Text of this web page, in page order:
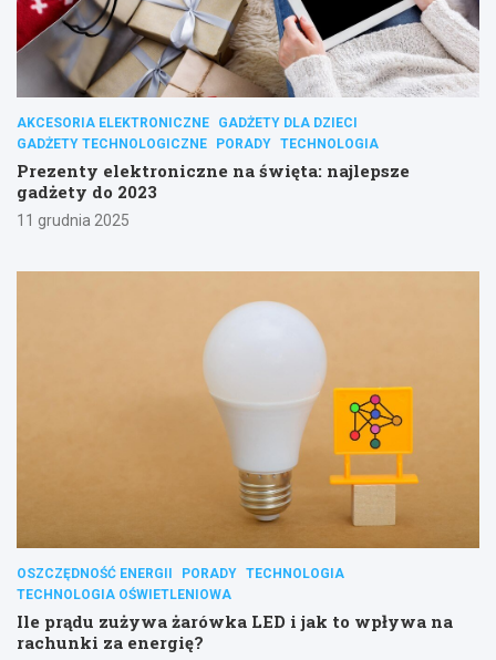
AKCESORIA ELEKTRONICZNE
GADŻETY DLA DZIECI
GADŻETY TECHNOLOGICZNE
PORADY TECHNOLOGIA
Prezenty elektroniczne na święta: najlepsze
gadżety do 2023
11 grudnia 2025
OSZCZĘDNOŚĆ ENERGII PORADY TECHNOLOGIA
TECHNOLOGIA OŚWIETLENIOWA
Ile prądu zużywa żarówka LED i jak to wpływa na
rachunki za energię?